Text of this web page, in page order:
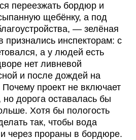
переезжать бордюр и
щебёнку, а под
— зелёная
признались инспекторам: с
а у людей есть
нет ливневой
и после дождей на
проект не включает
дорога оставалась бы
Хотя бы пологость
так, чтобы вода
через прораны в бордюре.